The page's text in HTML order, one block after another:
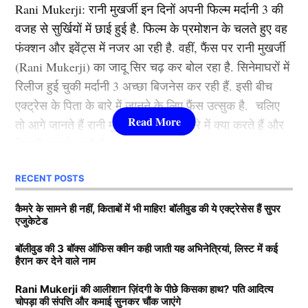
टी20 वर्ल्ड कप 2024 के ग्रुप –
Icc Womens T20 World Cup
ग्रुप A: ऑस्ट्रेलिया, न्यूजीलैंड, भारत, पाकिस्तान और श्रीलंका
स्कॉटलैंड।
2012 से की थी. इस फिल्म के बाद उन्होंने ऐसी उड़ान भरी की
कभी रूकी ही नहीं. गंगुबाई, आर आर आर, राजी, ब्रह्मास्त्र जैसी
फिल्मों से आलिया भट्ट बॉलीवुड की क्वीन बन बैठी. माना जाता है
कि जिस भी फिल्म से आलिया भट्टा का नाम जुड़ता है उसका हिट
होना तय है.
3.श्रद्धा कपूर ( Shraddha Kapoor )
लिस्ट में तीसरे नंबर पर शक्ति कपूर की बेटी श्रद्धा कपूर मौजूद है.
उन्होंने कई हिट फिल्में की है. खूबसूरती के साथ फैंस श्रद्धा को
उनकी एक्टिंग की वजह से भी काफी पसंद करते हैं. उनकी
मासूमियत और सादगी सभी को पसंद आती है. वहीं, श्रद्धा ने अपने
करियर की शुरूआत 2010 में ‘तीन पत्ती’ (Teen Patti) फ़िल्म से
की थी. हालांकि, उनकी यह फिल्म बॉक्स ऑफिस पर कुछ खास
कमाई नहीं कर पाई. वहीं, साल 2013 में आई रोमांटिक फिल्म
Rani Mukerji: रानी मुखर्जी इन दिनों अपनी फिल्म मर्दानी 3 की
वजह से सुर्खियों में छाई हुई है. फिल्म के प्रमोशन के चलते हुए वह
फंक्शन और इवेंट्स में नजर आ रही है. वहीं, फैंस पर रानी मुखर्जी
(Rani Mukerji) का जादू सिर चढ़ कर बोल रहा है. सिनेमाघरों में
रिलीज हुई चुकी मर्दानी 3 अच्छा बिजनेस कर रही हैं. इसी बीच
एक्ट्रेस के पिता के बारे में जानने के लिए फैंस उत्सुक है. चलिए
तो आगे जानते हैं रानी मुखर्जी के पिता के बारे में क्या करते हैं और
Rani Mukerji के पति के पास कितनी
संपत्ति?
बता दें कि रानी मुखर्जी (Rani Mukerji) के पति का नाम आदित्य
चोपड़ा है. वह करोड़ों की संपत्ति के मालिक हैं. मीडिया रिपोर्ट्स का
दावा है कि आदित्य के पास 7200-7500 करोड़ की संपत्ति है. रानी
RECENT POSTS
कैमरे के सामने ही नहीं, किताबों में भी माहिर! बॉलीवुड की ये एक्ट्रेसेस हैं सुपर
एजुकेटेड
बॉलीवुड की 3 बॉक्स ऑफिस क्वीन कही जाती यह अभिनेत्रियां, लिस्ट में कई
हैरान कर देने वाले नाम
Rani Mukerji की आलीशान ज़िंदगी के पीछे किसका हाथ? पति आदित्य
चोपड़ा की संपत्ति और कमाई सुनकर चौंक जाएंगे